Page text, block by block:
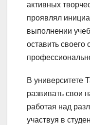
активных
проявлял
выполнении
оставить своего
В университете
развивать свои
работая над
участвуя в